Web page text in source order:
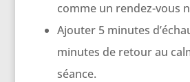
comme un rendez-vous
Ajouter 5 minutes
minutes de retour au
séance.